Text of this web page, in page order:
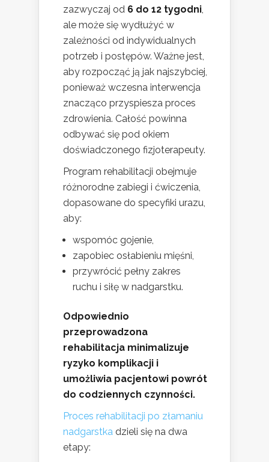
zazwyczaj od 6 do 12 tygodni
ale może się wydłużyć w
zależności od indywidualnych
potrzeb i postępów. Ważne jest,
aby rozpocząć ją jak najszybciej,
ponieważ wczesna interwencja
znacząco przyspiesza proces
zdrowienia. Całość powinna
odbywać się pod okiem
doświadczonego fizjoterapeuty.
Program rehabilitacji obejmuje
różnorodne zabiegi i ćwiczenia,
dopasowane do specyfiki urazu,
aby:
wspomóc gojenie,
zapobiec osłabieniu mięśni,
przywrócić pełny zakres
ruchu i siłę w nadgarstku.
Odpowiednio
przeprowadzona
rehabilitacja minimalizuje
ryzyko komplikacji i
umożliwia pacjentowi powrót
do codziennych czynności.
Proces rehabilitacji po złamaniu
nadgarstka dzieli się na dwa
etapy: